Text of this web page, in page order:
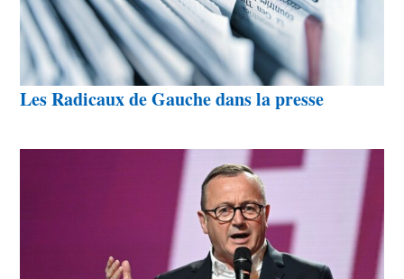
Les Radicaux de Gauche dans la presse